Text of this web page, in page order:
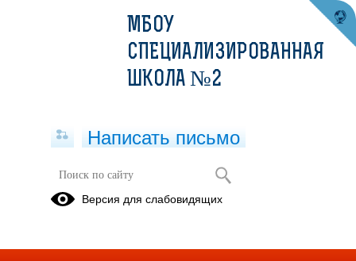
Публикации за 11.06.2025
Пересдать ЕГЭ в 2025
МБОУ
СПЕЦИАЛИЗИРОВАННАЯ
ШКОЛА №2
Написать письмо
Версия для слабовидящих